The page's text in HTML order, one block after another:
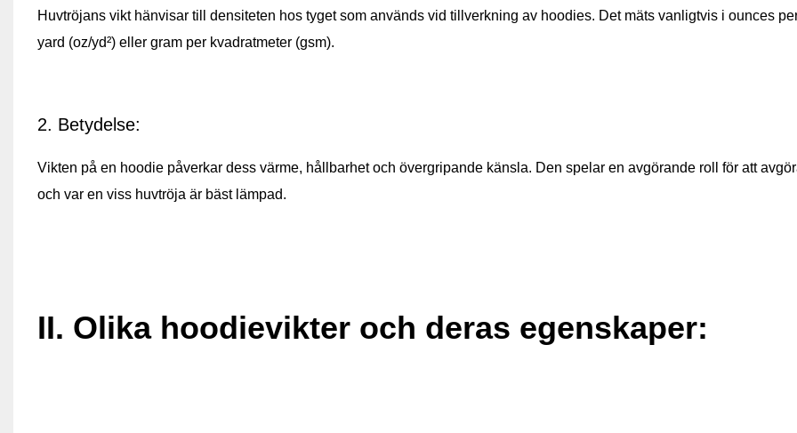
Huvtröjans vikt hänvisar till densiteten hos tyget som används vid tillverkning av hoodies. Det mäts vanligtvis i ounces
yard (oz/yd²) eller gram per kvadratmeter (gsm).
2. Betydelse:
Vikten på en hoodie påverkar dess värme, hållbarhet och övergripande känsla. Den spelar en avgörande roll för att
och var en viss huvtröja är bäst lämpad.
II. Olika hoodievikter och deras egenskaper: